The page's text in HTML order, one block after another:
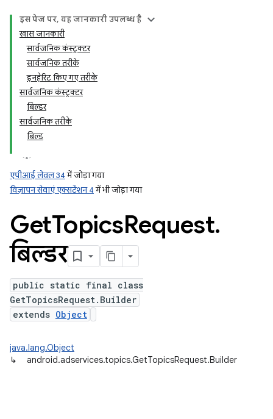
इस पेज पर, यह जानकारी उपलब्ध है
खास जानकारी
सार्वजनिक कंस्ट्रक्टर
सार्वजनिक तरीके
इनहेरिट किए गए तरीके
सार्वजनिक कंस्ट्रक्टर
बिल्डर
सार्वजनिक तरीके
बिल्ड
एपीआई लेवल 34में जोड़ा गया
विज्ञापन सेवाएं एक्सटेंशन 4में भी जोड़ा गया
GetTopicsRequest.
बिल्डर
public static final class
GetTopicsRequest.Builder
extends Object
java.lang.Object
↳
android.adservices.topics.GetTopicsRequest.Builder